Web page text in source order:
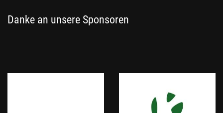
Danke an unsere Sponsoren